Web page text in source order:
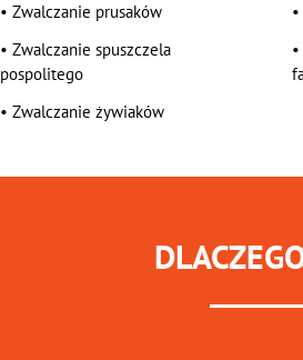
•Zwalczanie prusaków
•Zwalczanie spuszczela
pospolitego
•Zwalczanie żywiaków